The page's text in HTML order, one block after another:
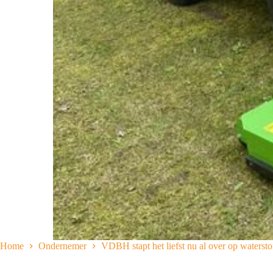
Home Ondernemer VDBH stapt het liefst nu al over op